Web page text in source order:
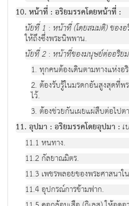
10. หน้าที่ : อริยมรรคโดยหน้าที่ :
นัยที่ 1 : หน้าที่ (โดยสมมติ) ของอ
ให้ถึงซึ่งพระนิพพาน.
นัยที่ 2: หน้าที่ของมนุษย์ต่ออริย
1. ทุกคนต้องเดินตามทางแห่ง
2. ต้องรับรู้ในมรดกอันสูงสุดที่
ไว้.
3. ต้องช่วยกันเผยแผ่สืบต่อไป
11. อุปมา : อริยมรรคโดยอุปมา :
11.1 หนทาง.
11.2 กัลยาณมิตร.
11.3 เพชรพลอยของพระศาสนาใ
11.4 อุปกรณ์การข้ามฟาก.